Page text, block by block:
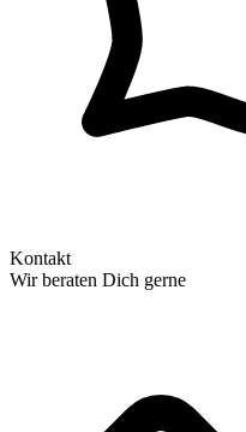
Kontakt
Wir beraten Dich gerne